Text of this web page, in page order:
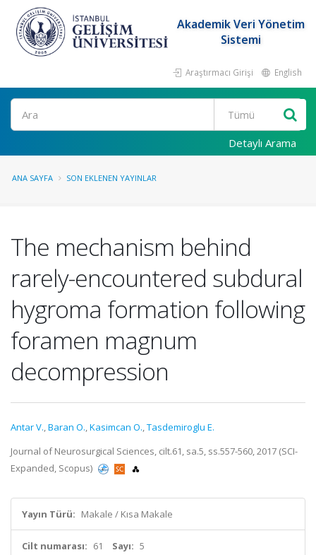
Akademik Veri Yönetim
Sistemi
Araştırmacı Girişi English
Ara
Detaylı Arama
ANA SAYFA SON EKLENEN YAYINLAR
The mechanism behind
rarely-encountered subdural
hygroma formation following
foramen magnum
decompression
Antar V.,Baran O.,Kasimcan O.,Tasdemiroglu E.
Journal of Neurosurgical Sciences, cilt.61, sa.5, ss.557-560, 2017 (SCI-
Expanded, Scopus)
Yayın Türü: Makale / Kısa Makale
Cilt numarası: 61 Sayı: 5